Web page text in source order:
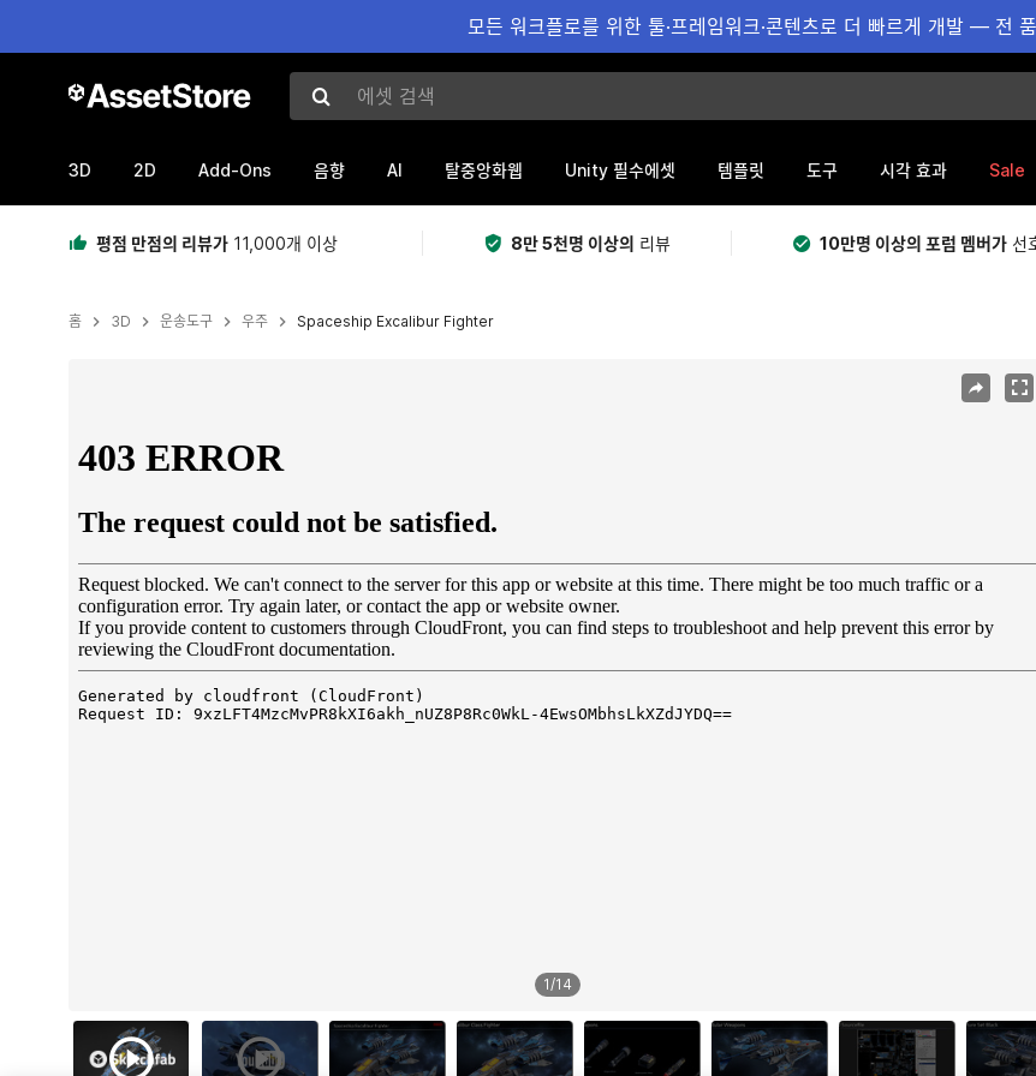
모든 워크플로를 위한 툴·프레임워크·콘텐츠로 더 빠르게 개발 — 전
에셋 검색
3D 2D Add-Ons 음향 AI 탈중앙화웹 Unity 필수에셋 템플릿 도구 시각 효과 Sale
평점 만점의 리뷰가 11,000개 이상 8만 5천명 이상의 리뷰 10만명 이상의 포럼 멤버가 선
홈 3D 운송도구 우주 Spaceship Excalibur Fighter
1/14